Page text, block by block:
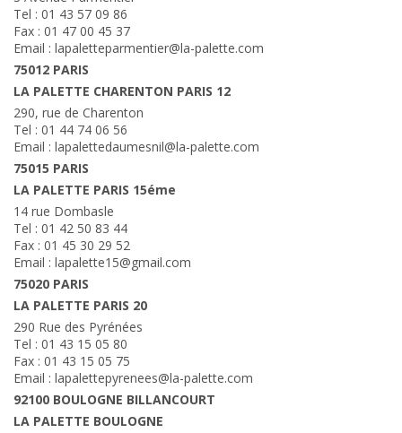
Tel : 01 43 57 09 86
Fax : 01 47 00 45 37
Email : lapaletteparmentier@la-palette.com
75012 PARIS
LA PALETTE CHARENTON PARIS 12
290, rue de Charenton
Tel : 01 44 74 06 56
Email : lapalettedaumesnil@la-palette.com
75015 PARIS
LA PALETTE PARIS 15éme
14 rue Dombasle
Tel : 01 42 50 83 44
Fax : 01 45 30 29 52
Email : lapalette15@gmail.com
75020 PARIS
LA PALETTE PARIS 20
290 Rue des Pyrénées
Tel : 01 43 15 05 80
Fax : 01 43 15 05 75
Email : lapalettepyrenees@la-palette.com
92100 BOULOGNE BILLANCOURT
LA PALETTE BOULOGNE